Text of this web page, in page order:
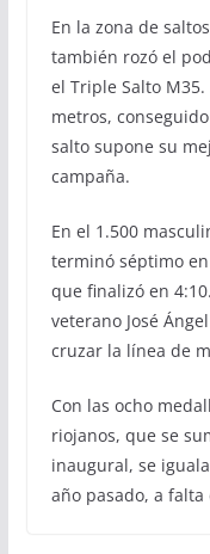
En la zona de
también rozó el
el Triple Salto
metros,
salto supone su
campaña.
En el 1.500
terminó séptimo
que finalizó en
veterano José
cruzar la línea de
Con las ocho
riojanos, que se
inaugural, se
año pasado, a